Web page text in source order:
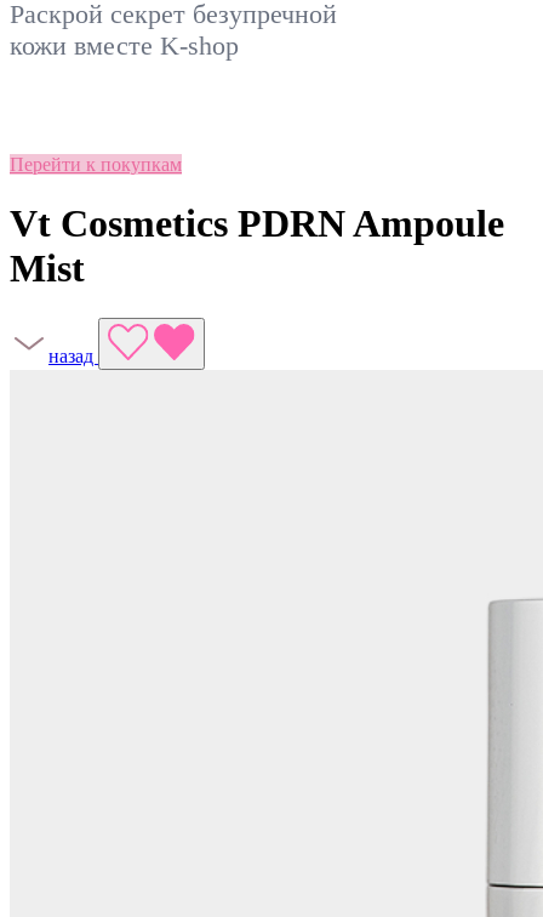
Раскрой секрет безупречной
кожи вместе K-shop
Перейти к покупкам
Vt Cosmetics PDRN Ampoule
Mist
назад